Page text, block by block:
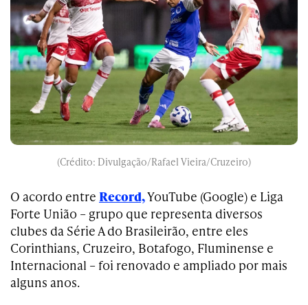
(Crédito: Divulgação/Rafael Vieira/Cruzeiro)
O acordo entre Record,YouTube (Google) e Liga
Forte União – grupo que representa diversos
clubes da Série A do Brasileirão, entre eles
Corinthians, Cruzeiro, Botafogo, Fluminense e
Internacional – foi renovado e ampliado por mais
alguns anos.